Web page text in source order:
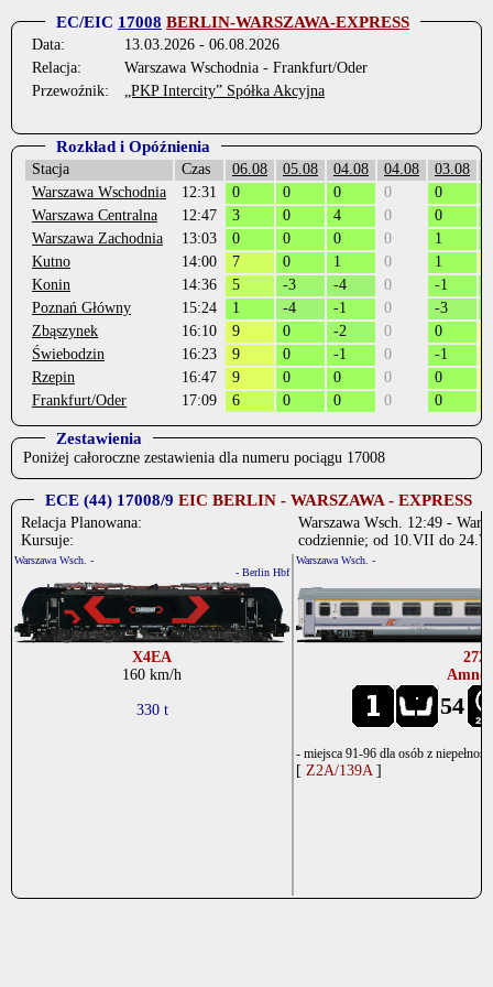
EC/EIC 17008 BERLIN-WARSZAWA-EXPRESS
Data:
13.03.2026 - 06.08.2026
Relacja:
Warszawa Wschodnia - Frankfurt/Oder
Przewoźnik:
„PKP Intercity” Spółka Akcyjna
Rozkład i Opóźnienia
Stacja Czas 06.08 05.08 04.08 04.08 03.08
Warszawa Wschodnia
12:31 0 0 0 0 0
Warszawa Centralna
12:47 3 0 4 0 0
Warszawa Zachodnia
13:03 0 0 0 0 1
Kutno
14:00 7 0 1 0 1
Konin
14:36 5 -3 -4 0 -1
Poznań Główny
15:24 1 -4 -1 0 -3
Zbąszynek
16:10 9 0 -2 0 0
Świebodzin
16:23 9 0 -1 0 -1
Rzepin
16:47 9 0 0 0 0
Frankfurt/Oder
17:09 6 0 0 0 0
Zestawienia
Poniżej całoroczne zestawienia dla numeru pociągu 17008
ECE (44) 17008/9 EIC BERLIN - WARSZAWA - EXPRESS
Relacja Planowana:
Kursuje:
Warszawa Wsch. 12:49 -
codziennie; od 10.VII do
Warszawa Wsch. -
- Berlin Hbf
X4EA
160 km/h
330 t
Warszawa Wsch. -
272
54
- miejsca 91-96 dla osób z
[ Z2A/139A ]